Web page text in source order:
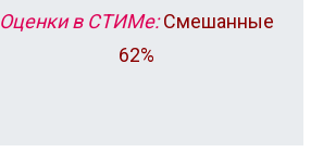
Оценки в СТИМе: Смешанные
62%